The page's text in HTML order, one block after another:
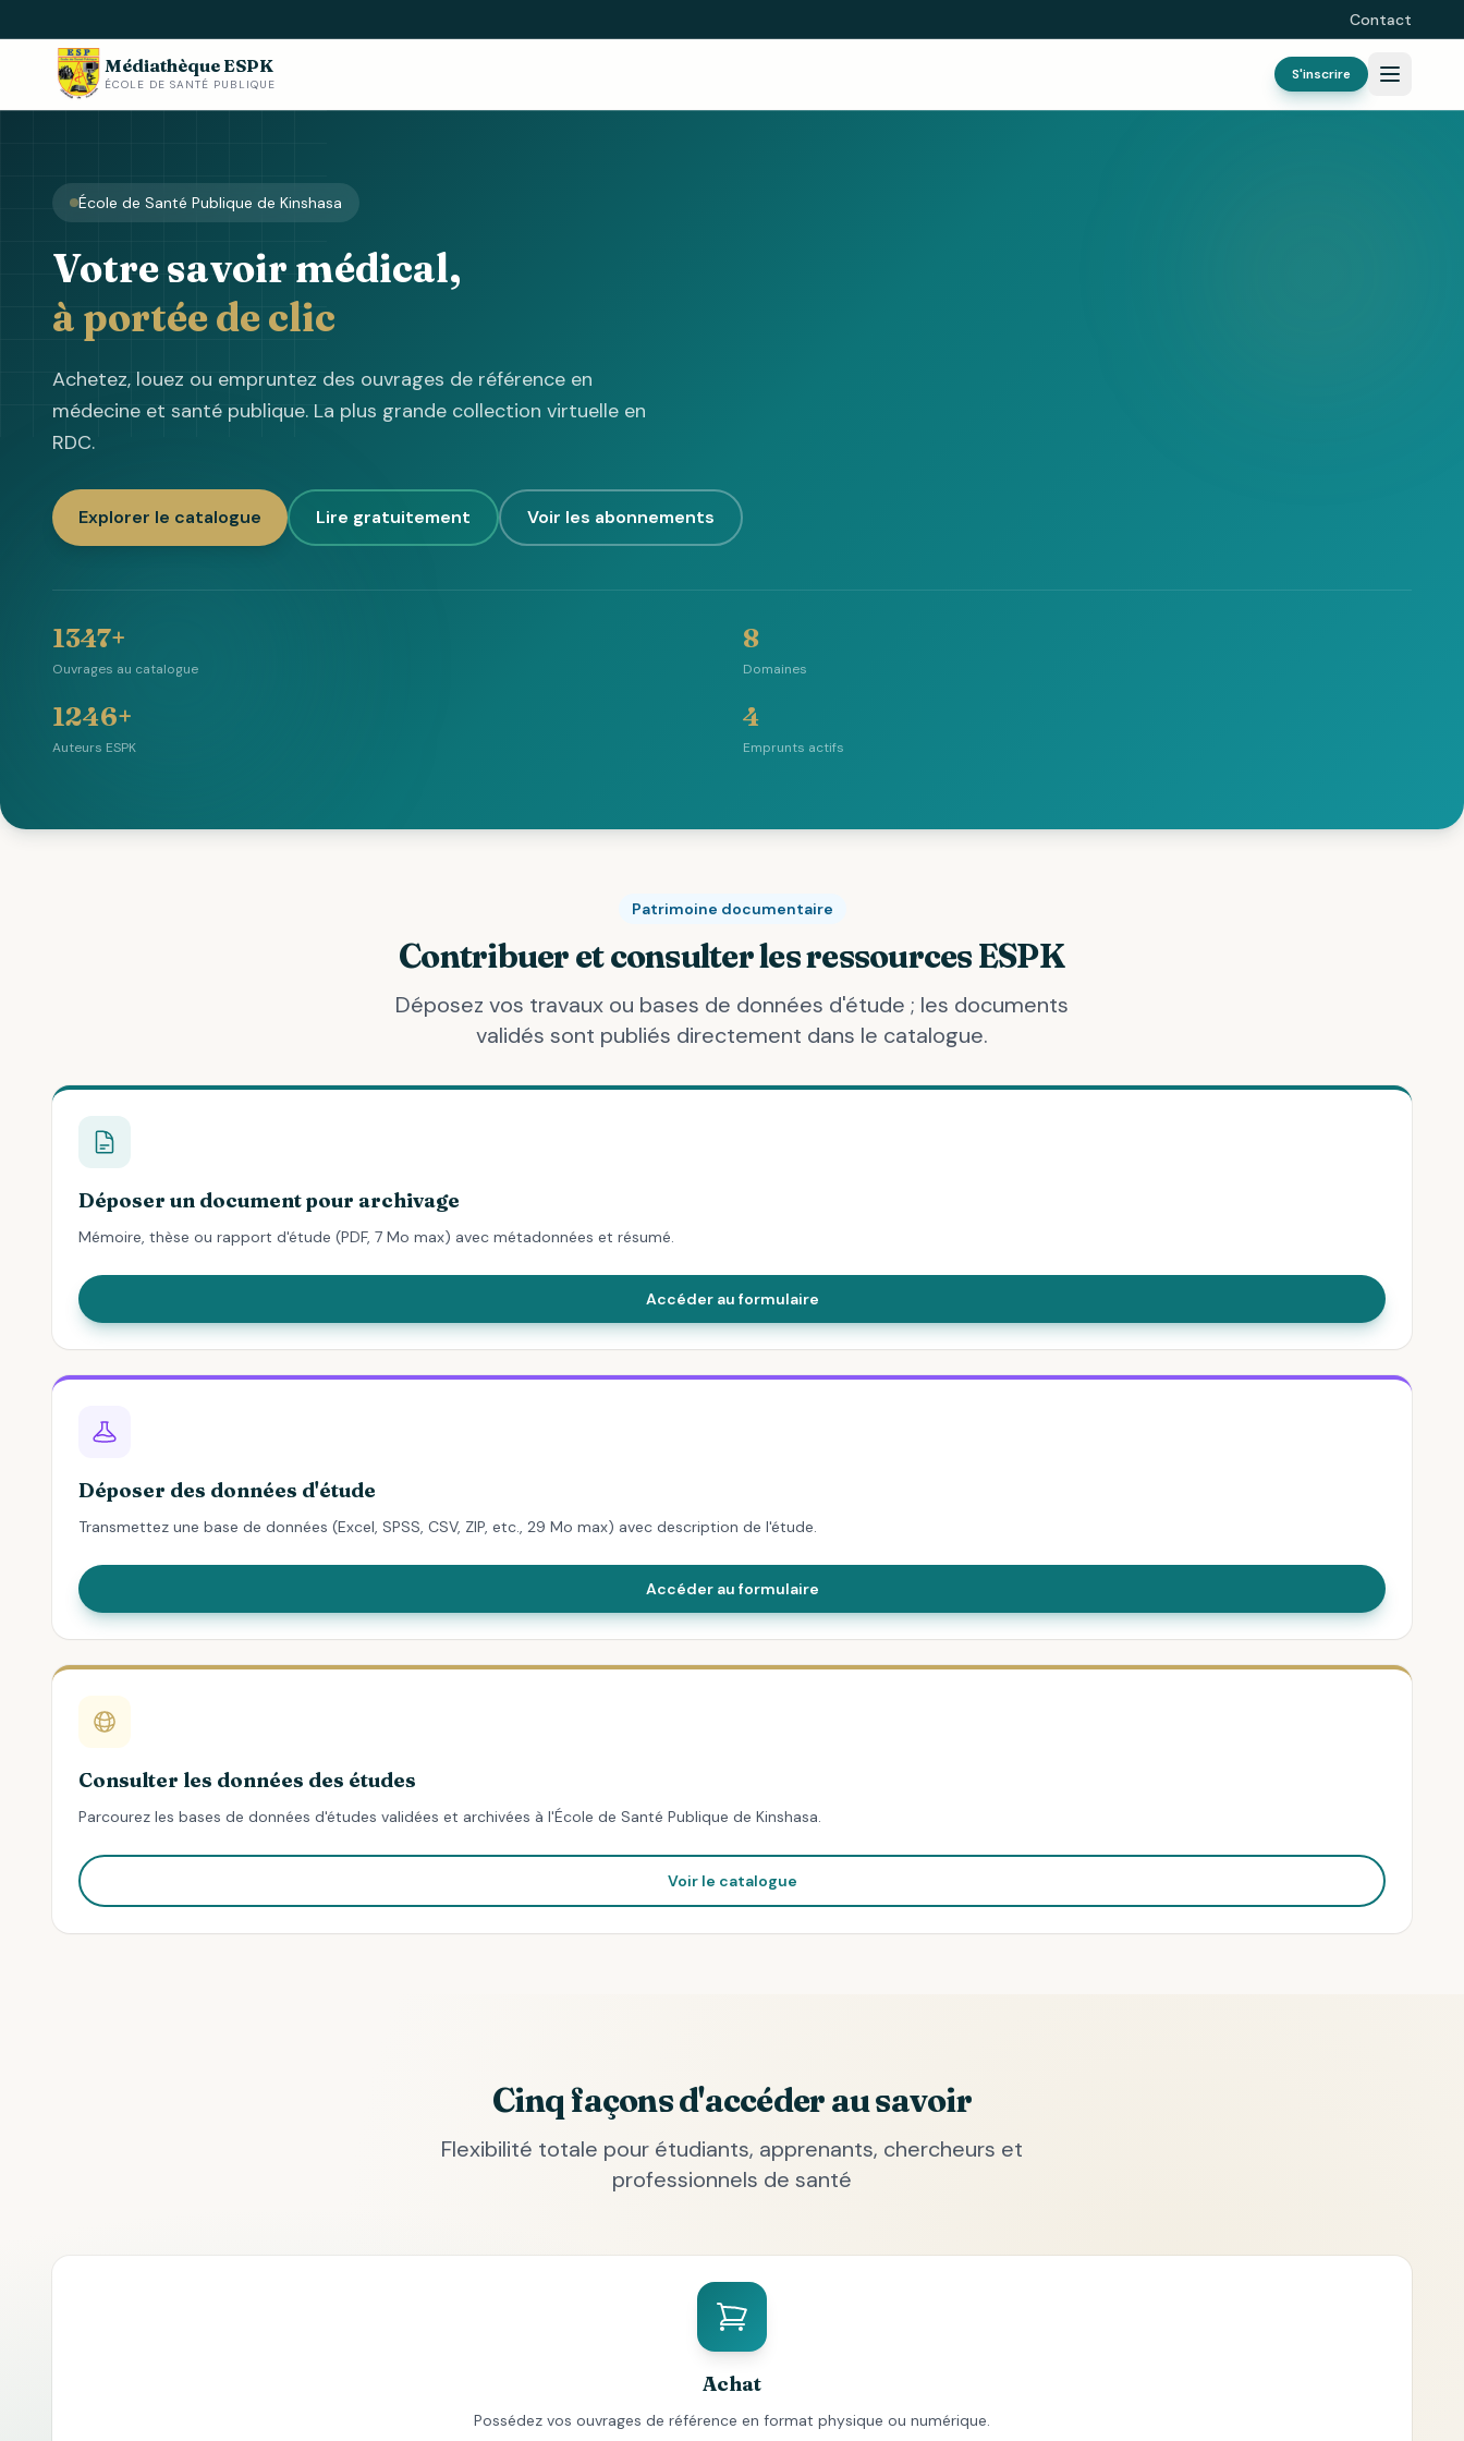
Contact
Médiathèque ESPK
ÉCOLE DE SANTÉ PUBLIQUE
S'inscrire
École de Santé Publique de Kinshasa
Votre savoir médical,
à portée de clic
Achetez, louez ou empruntez des ouvrages de référence en
médecine et santé publique. La plus grande collection virtuelle en
RDC.
Explorer le catalogue Lire gratuitement Voir les abonnements
1347+
Ouvrages au catalogue
8
Domaines
1246+
Auteurs ESPK
4
Emprunts actifs
Patrimoine documentaire
Contribuer et consulter les ressources ESPK
Déposez vos travaux ou bases de données d'étude ; les documents
validés sont publiés directement dans le catalogue.
Déposer un document pour archivage
Mémoire, thèse ou rapport d'étude (PDF, 7 Mo max) avec métadonnées et résumé.
Accéder au formulaire
Déposer des données d'étude
Transmettez une base de données (Excel, SPSS, CSV, ZIP, etc., 29 Mo max) avec description de l'étude.
Accéder au formulaire
Consulter les données des études
Parcourez les bases de données d'études validées et archivées à l'École de Santé Publique de Kinshasa.
Voir le catalogue
Cinq façons d'accéder au savoir
Flexibilité totale pour étudiants, apprenants, chercheurs et
professionnels de santé
Achat
Possédez vos ouvrages de référence en format physique ou numérique.